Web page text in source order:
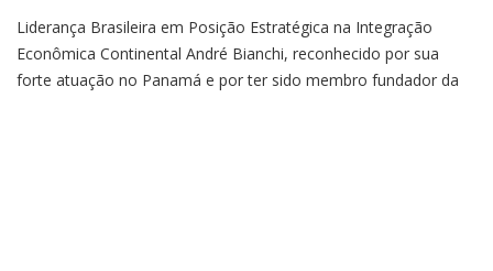
Liderança Brasileira em Posição Estratégica na Integração
Econômica Continental André Bianchi, reconhecido por sua
forte atuação no Panamá e por ter sido membro fundador da